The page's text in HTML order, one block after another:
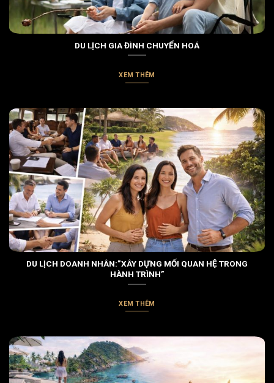
DU LỊCH GIA ĐÌNH CHUYỂN HOÁ
XEM THÊM
DU LỊCH DOANH NHÂN:”XÂY DỰNG MỐI QUAN HỆ TRONG
HÀNH TRÌNH”
XEM THÊM